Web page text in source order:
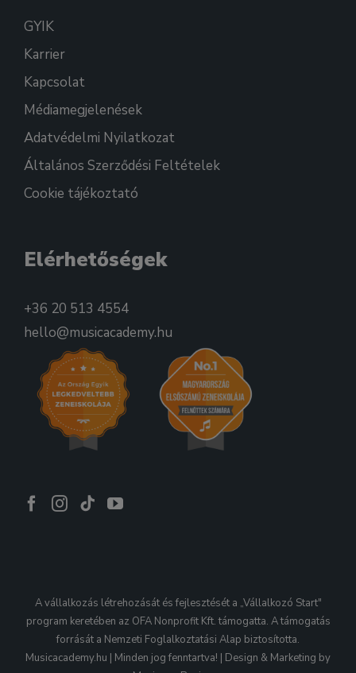
GYIK
Karrier
Kapcsolat
Médiamegjelenések
Adatvédelmi Nyilatkozat
Általános Szerződési Feltételek
Cookie tájékoztató
Elérhetőségek
+36 20 513 4554
hello@musicacademy.hu
A vállalkozás létrehozását és fejlesztését a „Vállalkozó Start"
program keretében az OFA Nonprofit Kft. támogatta. A támogatás
forrását a Nemzeti Foglalkoztatási Alap biztosította.
Musicacademy.hu | Minden jog fenntartva! | Design & Marketing by